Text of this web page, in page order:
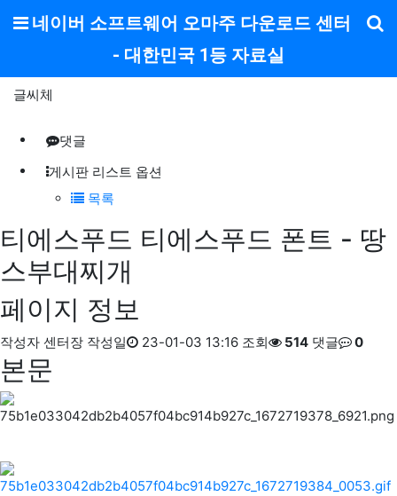
메뉴
네이버 소프트웨어 오마주 다운로드 센터
- 대한민국 1등 자료실
글씨체
댓글
게시판 리스트 옵션
목록
티에스푸드 티에스푸드 폰트 - 땅
스부대찌개
페이지 정보
작성자 센터장 작성일 23-01-03 13:16 조회 514 댓글 0
본문